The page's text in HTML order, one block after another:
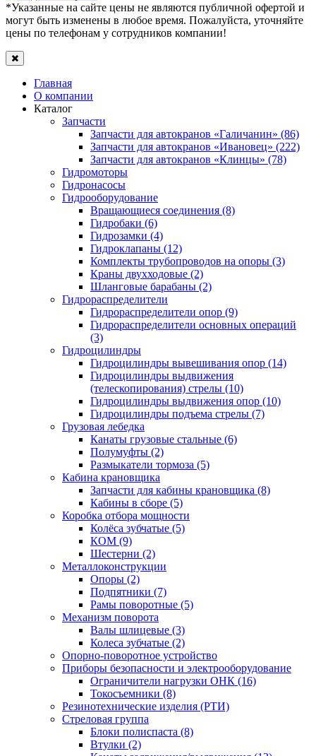
*Указанные на сайте цены не являются публичной офертой и
могут быть изменены в любое время. Пожалуйста, уточняйте
цены по телефонам у сотрудников компании!
Главная
О компании
Каталог
Запчасти
Запчасти для автокранов «Галичанин» (86)
Запчасти для автокранов «Ивановец» (222)
Запчасти для автокранов «Клинцы» (78)
Гидромоторы
Гидронасосы
Гидрооборудование
Вращающиеся соединения (8)
Гидробаки (6)
Гидрозамки (4)
Гидроклапаны (12)
Комплекты трубопроводов на опоры (3)
Краны двухходовые (2)
Шланговые барабаны (2)
Гидрораспределители
Гидрораспределители опор (9)
Гидрораспределители основных операций
(3)
Гидроцилиндры
Гидроцилиндры вывешивания опор (14)
Гидроцилиндры выдвижения
(телескопирования) стрелы (10)
Гидроцилиндры выдвижения опор (10)
Гидроцилиндры подъема стрелы (7)
Грузовая лебедка
Канаты грузовые стальные (6)
Полумуфты (2)
Размыкатели тормоза (5)
Кабина крановщика
Запчасти для кабины крановщика (8)
Кабины в сборе (5)
Коробка отбора мощности
Колёса зубчатые (5)
КОМ (9)
Шестерни (2)
Металлоконструкции
Опоры (2)
Подпятники (7)
Рамы поворотные (5)
Механизм поворота
Валы шлицевые (3)
Колеса зубчатые (2)
Опорно-поворотное устройство
Приборы безопасности и электрооборудование
Ограничители нагрузки ОНК (16)
Токосъемники (8)
Резинотехнические изделия (РТИ)
Стреловая группа
Блоки полиспаста (8)
Втулки (2)